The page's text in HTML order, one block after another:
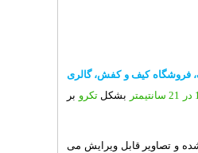
کیف و کفش، گالری
بشکلتکرو بر
و تصاویر قابل ویرایش می